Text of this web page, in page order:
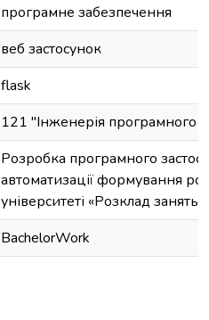
програмне забезпечення
веб застосунок
flask
121 "Інженерія програмного
Розробка програмного
автоматизації формування
університеті «Розклад занять
BachelorWork